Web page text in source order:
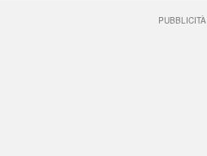
PUBBLICITÀ